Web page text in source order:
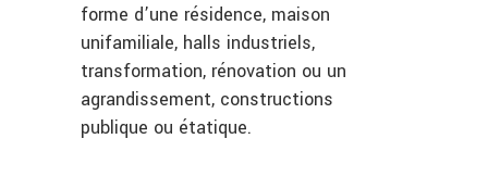
forme d’une résidence, maison
unifamiliale, halls industriels,
transformation, rénovation ou un
agrandissement, constructions
publique ou étatique.